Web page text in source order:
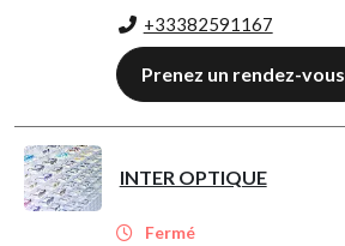
+33382591167
Prenez un rendez-vous
INTER OPTIQUE
Fermé